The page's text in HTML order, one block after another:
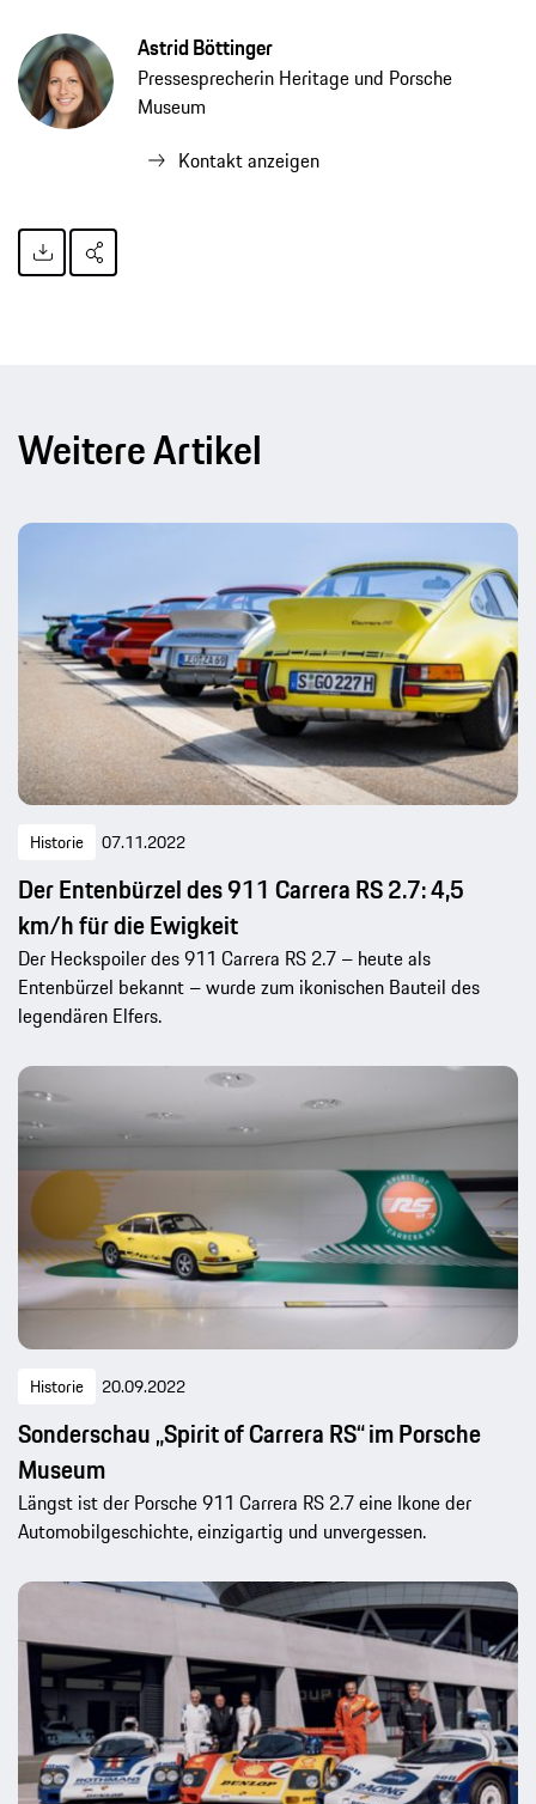
Astrid Böttinger
Pressesprecherin Heritage und Porsche
Museum
Kontakt anzeigen
Weitere Artikel
Historie 07.11.2022
Der Entenbürzel des 911 Carrera RS 2.7: 4,5
km/h für die Ewigkeit
Der Heckspoiler des 911 Carrera RS 2.7 – heute als
Entenbürzel bekannt – wurde zum ikonischen Bauteil des
legendären Elfers.
Historie 20.09.2022
Sonderschau „Spirit of Carrera RS“ im Porsche
Museum
Längst ist der Porsche 911 Carrera RS 2.7 eine Ikone der
Automobilgeschichte, einzigartig und unvergessen.